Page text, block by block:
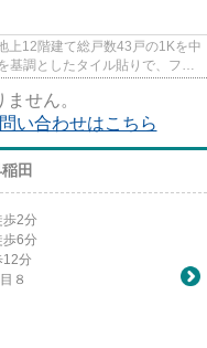
上12階建て総戸数43戸の1Kを中
基調としたタイル貼りで、ファ
せん。
い合わせはこちら
田
歩2分
歩6分
12分
８